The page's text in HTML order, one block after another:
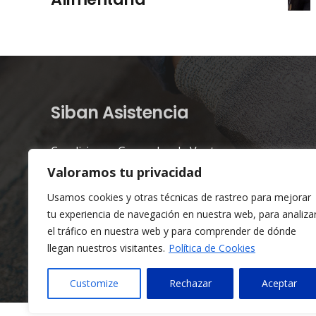
Valoramos tu privacidad
Usamos cookies y otras técnicas de rastreo para mejorar
tu experiencia de navegación en nuestra web, para
el tráfico en nuestra web y para comprender de dónde
llegan nuestros visitantes. Política de Cookies
Customize Rechazar Aceptar
Siban Asistencia
Condiciones Generales de Venta